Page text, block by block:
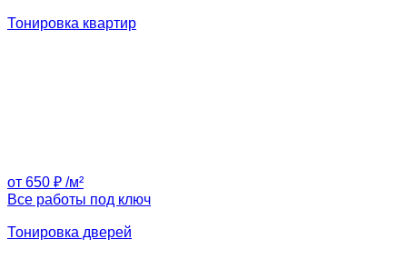
Тонировка квартир
от 650 ₽ /м²
Все работы под ключ
Тонировка дверей